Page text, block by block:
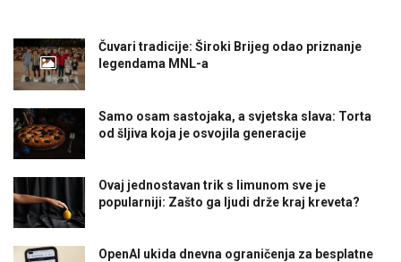
Čuvari tradicije: Široki Brijeg odao priznanje
legendama MNL-a
Samo osam sastojaka, a svjetska slava: Torta
od šljiva koja je osvojila generacije
Ovaj jednostavan trik s limunom sve je
popularniji: Zašto ga ljudi drže kraj kreveta?
OpenAI ukida dnevna ograničenja za besplatne